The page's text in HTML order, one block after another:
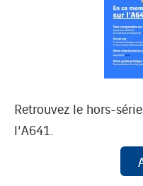
Retrouvez le hors-
l'A641.